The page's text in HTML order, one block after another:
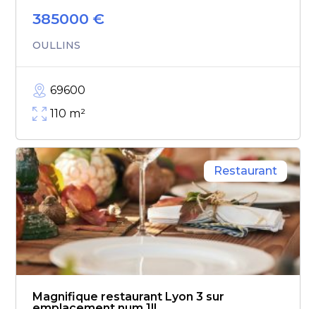
385000 €
OULLINS
69600
110 m²
Restaurant
Magnifique restaurant Lyon 3 sur